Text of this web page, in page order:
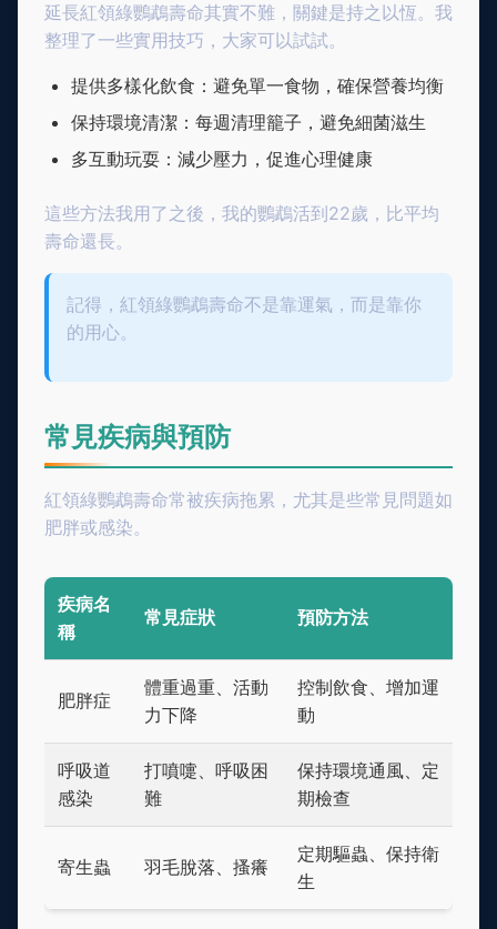
延長紅領綠鸚鵡壽命其實不難，關鍵是持之以恆。我
整理了一些實用技巧，大家可以試試。
提供多樣化飲食：避免單一食物，確保營養均衡
保持環境清潔：每週清理籠子，避免細菌滋生
多互動玩耍：減少壓力，促進心理健康
這些方法我用了之後，我的鸚鵡活到22歲，比平均
壽命還長。
記得，紅領綠鸚鵡壽命不是靠運氣，而是靠你
的用心。
常見疾病與預防
紅領綠鸚鵡壽命常被疾病拖累，尤其是些常見問題如
肥胖或感染。
疾病名
稱
常見症狀 預防方法
肥胖症
體重過重、活動
力下降
控制飲食、增加運
動
呼吸道
感染
打噴嚏、呼吸困
難
保持環境通風、定
期檢查
寄生蟲 羽毛脫落、搔癢
定期驅蟲、保持衛
生